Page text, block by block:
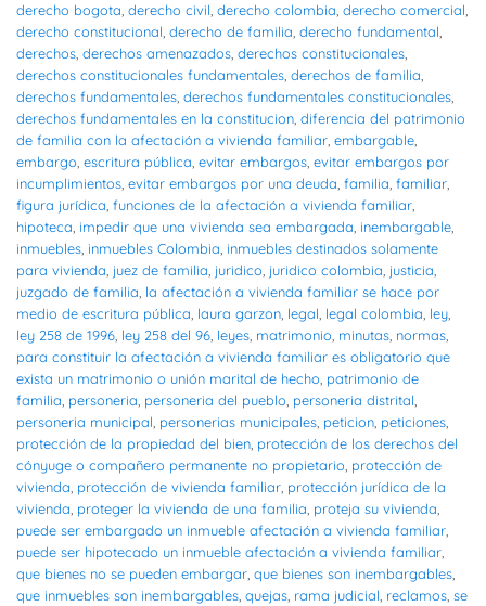
derecho bogota, derecho civil, derecho colombia, derecho comercial,
derecho constitucional, derecho de familia, derecho fundamental,
derechos, derechos amenazados, derechos constitucionales,
derechos constitucionales fundamentales, derechos de familia,
derechos fundamentales, derechos fundamentales constitucionales,
derechos fundamentales en la constitucion, diferencia del patrimonio
de familia con la afectación a vivienda familiar, embargable,
embargo, escritura pública, evitar embargos, evitar embargos por
incumplimientos, evitar embargos por una deuda, familia, familiar,
figura jurídica, funciones de la afectación a vivienda familiar,
hipoteca, impedir que una vivienda sea embargada, inembargable,
inmuebles, inmuebles Colombia, inmuebles destinados solamente
para vivienda, juez de familia, juridico, juridico colombia, justicia,
juzgado de familia, la afectación a vivienda familiar se hace por
medio de escritura pública, laura garzon, legal, legal colombia, ley,
ley 258 de 1996, ley 258 del 96, leyes, matrimonio, minutas, normas,
para constituir la afectación a vivienda familiar es obligatorio que
exista un matrimonio o unión marital de hecho, patrimonio de
familia, personeria, personeria del pueblo, personeria distrital,
personeria municipal, personerias municipales, peticion, peticiones,
protección de la propiedad del bien, protección de los derechos del
cónyuge o compañero permanente no propietario, protección de
vivienda, protección de vivienda familiar, protección jurídica de la
vivienda, proteger la vivienda de una familia, proteja su vivienda,
puede ser embargado un inmueble afectación a vivienda familiar,
puede ser hipotecado un inmueble afectación a vivienda familiar,
que bienes no se pueden embargar, que bienes son inembargables,
que inmuebles son inembargables, quejas, rama judicial, reclamos, se